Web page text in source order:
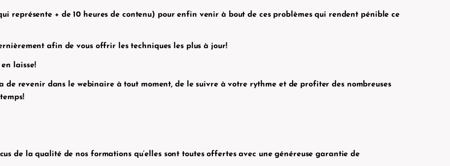
représente + de 10 heures de contenu) pour enfin venir à bout de ces problèmes qui rendent pénible ce
afin de vous offrir les techniques les plus à jour!
en laisse!
de revenir dans le webinaire à tout moment, de le suivre à votre rythme et de profiter des nombreuses
de la qualité de nos formations qu’elles sont toutes offertes avec une généreuse garantie de